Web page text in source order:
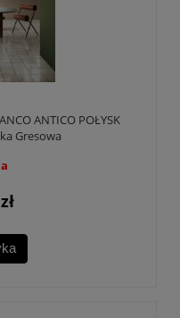
ANTICO POŁYSK
Gresowa